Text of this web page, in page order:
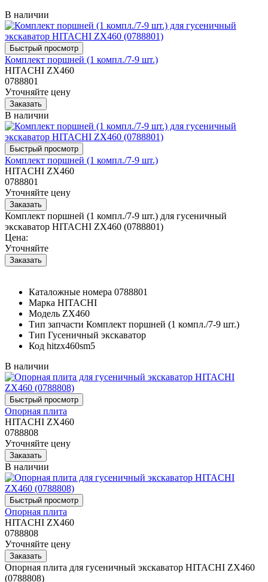
В наличии
Комплект поршней (1 компл./7-9 шт.)
HITACHI ZX460
0788801
Уточняйте цену
В наличии
Комплект поршней (1 компл./7-9 шт.)
HITACHI ZX460
0788801
Уточняйте цену
Комплект поршней (1 компл./7-9 шт.) для гусеничный
экскаватор HITACHI ZX460 (0788801)
Цена:
Уточняйте
Каталожные номера 0788801
Марка HITACHI
Модель ZX460
Тип запчасти Комплект поршней (1 компл./7-9 шт.)
Тип Гусеничный экскаватор
Код hitzx460sm5
В наличии
Опорная плита
HITACHI ZX460
0788808
Уточняйте цену
В наличии
Опорная плита
HITACHI ZX460
0788808
Уточняйте цену
Опорная плита для гусеничный экскаватор HITACHI ZX460
(0788808)